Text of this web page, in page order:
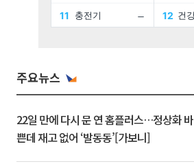
주요뉴스
22일 만에 다시 문 연 홈플러스…정상화 바
쁜데 재고 없어 ‘발동동’[가보니]